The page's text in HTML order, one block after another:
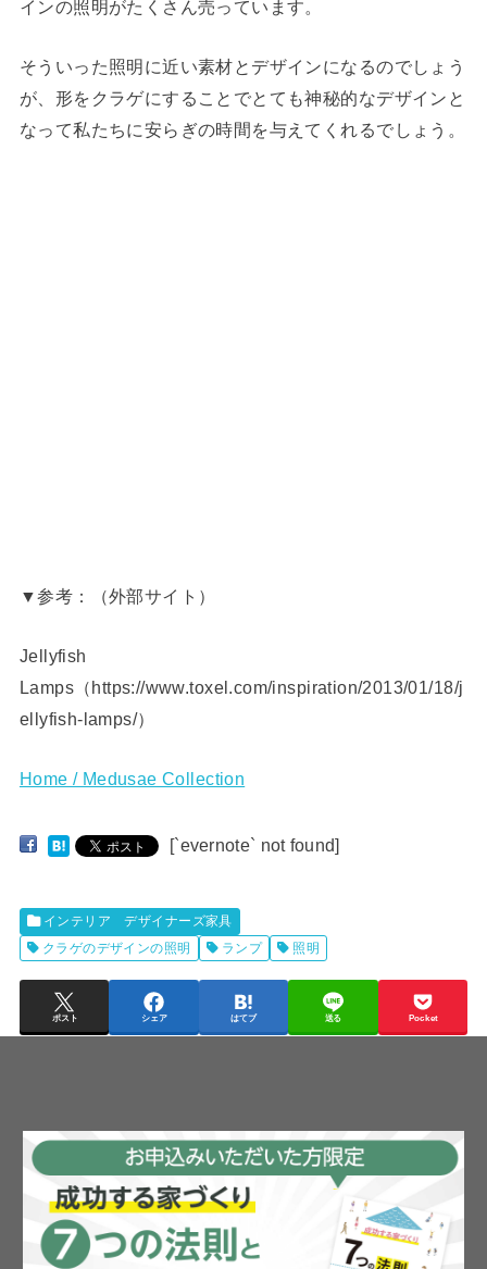
インの照明がたくさん売っています。
そういった照明に近い素材とデザインになるのでしょう
が、形をクラゲにすることでとても神秘的なデザインと
なって私たちに安らぎの時間を与えてくれるでしょう。
▼参考：（外部サイト）
Jellyfish
Lamps（https://www.toxel.com/inspiration/2013/01/18/j
ellyfish-lamps/）
Home / Medusae Collection
[`evernote` not found]
インテリア デザイナーズ家具
クラゲのデザインの照明
ランプ 照明
ポスト シェア はてブ 送る Pocket